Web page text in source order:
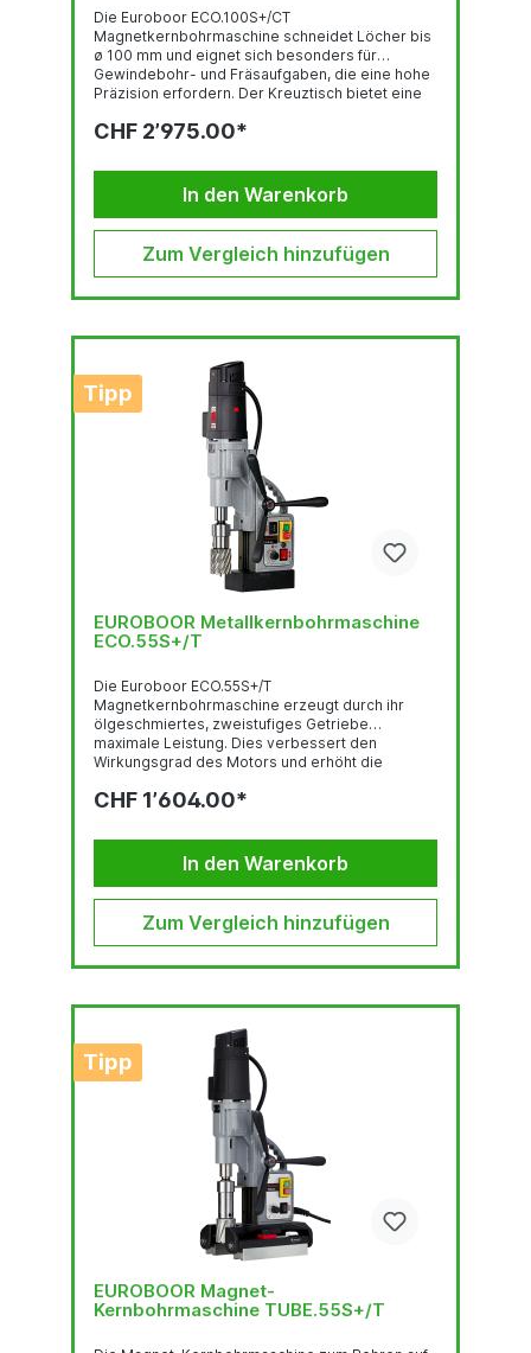
Die Euroboor ECO.100S+/CT
Magnetkernbohrmaschine schneidet Löcher bis
ø 100 mm und eignet sich besonders für
Gewindebohr- und Fräsaufgaben, die eine hohe
Präzision erfordern. Der Kreuztisch bietet eine
ermöglicht, die Maschine über einen Bereich von
zu positionieren, nachdem der Magnet an der
Oberfläche befestigt wurde. Die Spindel, die
durch einen Sicherungsring mit Gewinde
Kopplung mit dem Motor,...
CHF 2’975.00*
In den Warenkorb
Zum Vergleich hinzufügen
Tipp
EUROBOOR Metallkernbohrmaschine
ECO.55S+/T
Die Euroboor ECO.55S+/T
Magnetkernbohrmaschine erzeugt durch ihr
ölgeschmiertes, zweistufiges Getriebe
maximale Leistung. Dies verbessert den
Wirkungsgrad des Motors und erhöht die
tragbare Magnetkernbohrmaschine für den
innovativen Elektronik, die mehr Sicherheit
bietet, das Risiko von Schäden an Maschine,
Werkzeug und Werkstück deutlich reduziert und
oder plötzlichem Verschieben...
CHF 1’604.00*
In den Warenkorb
Zum Vergleich hinzufügen
Tipp
EUROBOOR Magnet-
Kernbohrmaschine TUBE.55S+/T